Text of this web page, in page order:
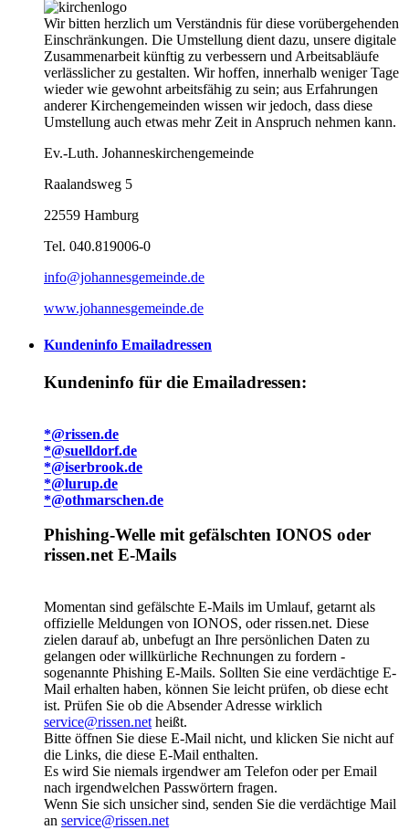
Wir bitten herzlich um Verständnis für diese vorübergehenden
Einschränkungen. Die Umstellung dient dazu, unsere digitale
Zusammenarbeit künftig zu verbessern und Arbeitsabläufe
verlässlicher zu gestalten. Wir hoffen, innerhalb weniger Tage
wieder wie gewohnt arbeitsfähig zu sein; aus Erfahrungen
anderer Kirchengemeinden wissen wir jedoch, dass diese
Umstellung auch etwas mehr Zeit in Anspruch nehmen kann.
Ev.-Luth. Johanneskirchengemeinde
Raalandsweg 5
22559 Hamburg
Tel. 040.819006-0
info@johannesgemeinde.de
www.johannesgemeinde.de
Kundeninfo Emailadressen
Kundeninfo für die Emailadressen:
*@rissen.de
*@suelldorf.de
*@iserbrook.de
*@lurup.de
*@othmarschen.de
Phishing-Welle mit gefälschten IONOS oder
rissen.net E-Mails
Momentan sind gefälschte E-Mails im Umlauf, getarnt als
offizielle Meldungen von IONOS, oder rissen.net. Diese
zielen darauf ab, unbefugt an Ihre persönlichen Daten zu
gelangen oder willkürliche Rechnungen zu fordern -
sogenannte Phishing E-Mails. Sollten Sie eine verdächtige E-
Mail erhalten haben, können Sie leicht prüfen, ob diese echt
ist. Prüfen Sie ob die Absender Adresse wirklich
service@rissen.net heißt.
Bitte öffnen Sie diese E-Mail nicht, und klicken Sie nicht auf
die Links, die diese E-Mail enthalten.
Es wird Sie niemals irgendwer am Telefon oder per Email
nach irgendwelchen Passwörtern fragen.
Wenn Sie sich unsicher sind, senden Sie die verdächtige Mail
an service@rissen.net